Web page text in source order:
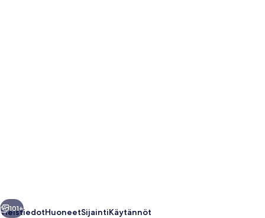
Seuraava
101+
YleistiedotHuoneetSijaintiKäytännöt